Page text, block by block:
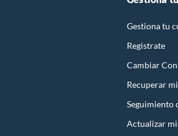
Gestiona tu
Registrate
Cambiar
Recuperar
Seguimiento
Actualizar